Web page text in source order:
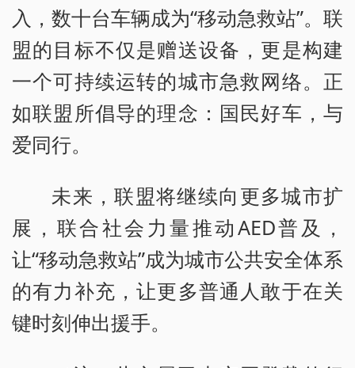
入，数十台车辆成为“移动急救站”。联
盟的目标不仅是赠送设备，更是构建
一个可持续运转的城市急救网络。正
如联盟所倡导的理念：国民好车，与
爱同行。
未来，联盟将继续向更多城市扩
展，联合社会力量推动AED普及，
让“移动急救站”成为城市公共安全体系
的有力补充，让更多普通人敢于在关
键时刻伸出援手。